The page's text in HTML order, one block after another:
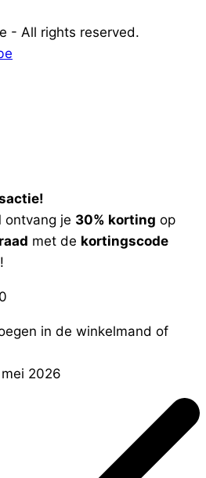
- All rights reserved.
ontvang je 30% korting op
met de kortingscode
in de winkelmand of
2026